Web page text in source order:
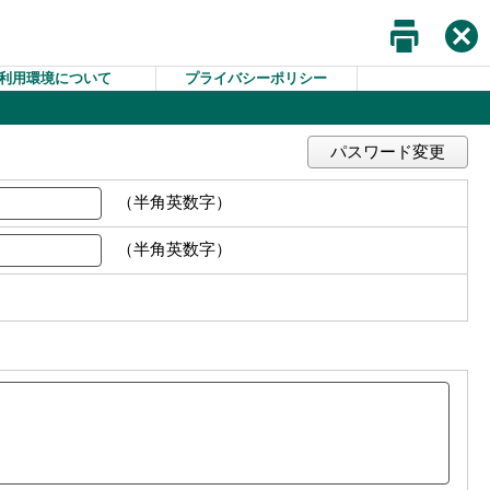
用環境について プライバシーポリシー
パスワード変更
（半角英数字）
（半角英数字）